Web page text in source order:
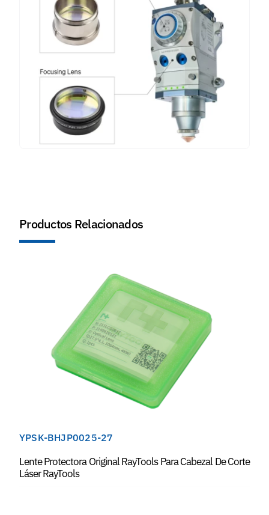
Productos Relacionados
YPSK-BHJP0025-27
Lente Protectora Original RayTools Para Cabezal De Corte
Láser RayTools